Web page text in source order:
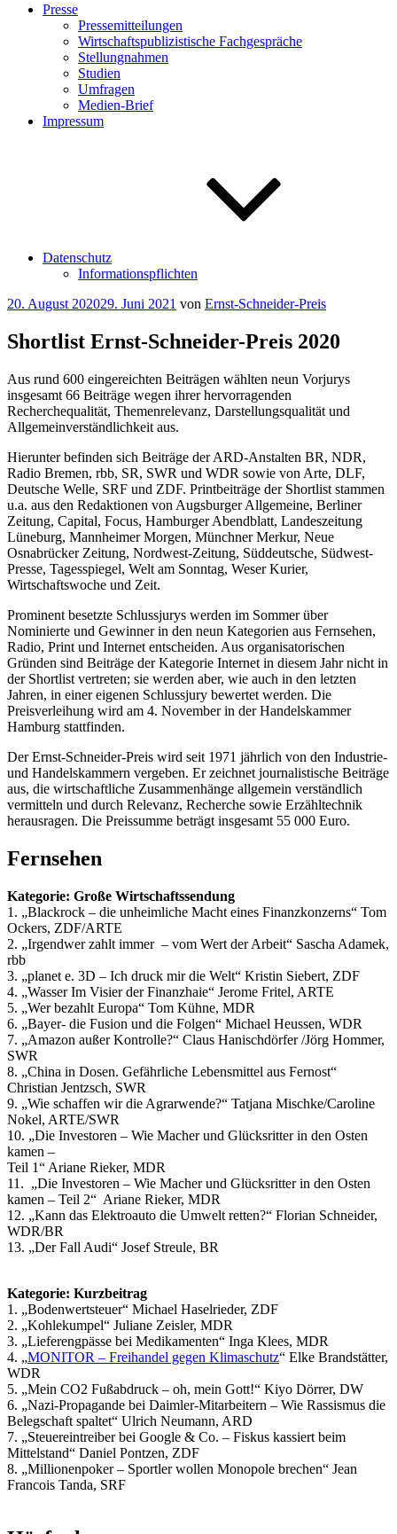
Presse
Pressemitteilungen
Wirtschaftspublizistische Fachgespräche
Stellungnahmen
Studien
Umfragen
Medien-Brief
Impressum
Datenschutz
Informationspflichten
Veröffentlicht
20. August 202029. Juni 2021 von Ernst-Schneider-Preis
Shortlist Ernst-Schneider-Preis 2020
Aus rund 600 eingereichten Beiträgen wählten neun Vorjurys
insgesamt 66 Beiträge wegen ihrer hervorragenden
Recherchequalität, Themenrelevanz, Darstellungsqualität und
Allgemeinverständlichkeit aus.
Hierunter befinden sich Beiträge der ARD-Anstalten BR, NDR,
Radio Bremen, rbb, SR, SWR und WDR sowie von Arte, DLF,
Deutsche Welle, SRF und ZDF. Printbeiträge der Shortlist stammen
u.a. aus den Redaktionen von Augsburger Allgemeine, Berliner
Zeitung, Capital, Focus, Hamburger Abendblatt, Landeszeitung
Lüneburg, Mannheimer Morgen, Münchner Merkur, Neue
Osnabrücker Zeitung, Nordwest-Zeitung, Süddeutsche, Südwest-
Presse, Tagesspiegel, Welt am Sonntag, Weser Kurier,
Wirtschaftswoche und Zeit.
Prominent besetzte Schlussjurys werden im Sommer über
Nominierte und Gewinner in den neun Kategorien aus Fernsehen,
Radio, Print und Internet entscheiden. Aus organisatorischen
Gründen sind Beiträge der Kategorie Internet in diesem Jahr nicht in
der Shortlist vertreten; sie werden aber, wie auch in den letzten
Jahren, in einer eigenen Schlussjury bewertet werden. Die
Preisverleihung wird am 4. November in der Handelskammer
Hamburg stattfinden.
Der Ernst-Schneider-Preis wird seit 1971 jährlich von den Industrie-
und Handelskammern vergeben. Er zeichnet journalistische Beiträge
aus, die wirtschaftliche Zusammenhänge allgemein verständlich
vermitteln und durch Relevanz, Recherche sowie Erzähltechnik
herausragen. Die Preissumme beträgt insgesamt 55 000 Euro.
Fernsehen
Kategorie: Große Wirtschaftssendung
1. „Blackrock – die unheimliche Macht eines Finanzkonzerns“ Tom
Ockers, ZDF/ARTE
2. „Irgendwer zahlt immer – vom Wert der Arbeit“ Sascha Adamek,
rbb
3. „planet e. 3D – Ich druck mir die Welt“ Kristin Siebert, ZDF
4. „Wasser Im Visier der Finanzhaie“ Jerome Fritel, ARTE
5. „Wer bezahlt Europa“ Tom Kühne, MDR
6. „Bayer- die Fusion und die Folgen“ Michael Heussen, WDR
7. „Amazon außer Kontrolle?“ Claus Hanischdörfer /Jörg Hommer,
SWR
8. „China in Dosen. Gefährliche Lebensmittel aus Fernost“
Christian Jentzsch, SWR
9. „Wie schaffen wir die Agrarwende?“ Tatjana Mischke/Caroline
Nokel, ARTE/SWR
10. „Die Investoren – Wie Macher und Glücksritter in den Osten
kamen –
Teil 1“ Ariane Rieker, MDR
11. „Die Investoren – Wie Macher und Glücksritter in den Osten
kamen – Teil 2“ Ariane Rieker, MDR
12. „Kann das Elektroauto die Umwelt retten?“ Florian Schneider,
WDR/BR
13. „Der Fall Audi“ Josef Streule, BR
Kategorie: Kurzbeitrag
1. „Bodenwertsteuer“ Michael Haselrieder, ZDF
2. „Kohlekumpel“ Juliane Zeisler, MDR
3. „Lieferengpässe bei Medikamenten“ Inga Klees, MDR
4. „MONITOR – Freihandel gegen Klimaschutz“ Elke Brandstätter,
WDR
5. „Mein CO2 Fußabdruck – oh, mein Gott!“ Kiyo Dörrer, DW
6. „Nazi-Propagande bei Daimler-Mitarbeitern – Wie Rassismus die
Belegschaft spaltet“ Ulrich Neumann, ARD
7. „Steuereintreiber bei Google & Co. – Fiskus kassiert beim
Mittelstand“ Daniel Pontzen, ZDF
8. „Millionenpoker – Sportler wollen Monopole brechen“ Jean
Francois Tanda, SRF